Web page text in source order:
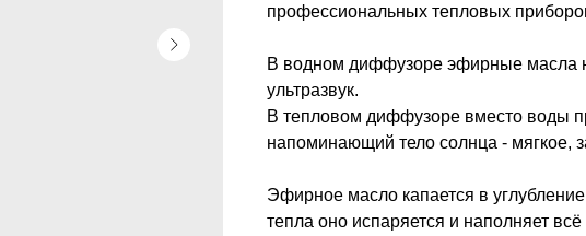
профессиональных тепловых
В водном диффузоре эфирные масла
ультразвук.
В тепловом диффузоре вместо воды
напоминающий тело солнца - мягкое,
Эфирное масло капается в
тепла оно испаряется и наполняет